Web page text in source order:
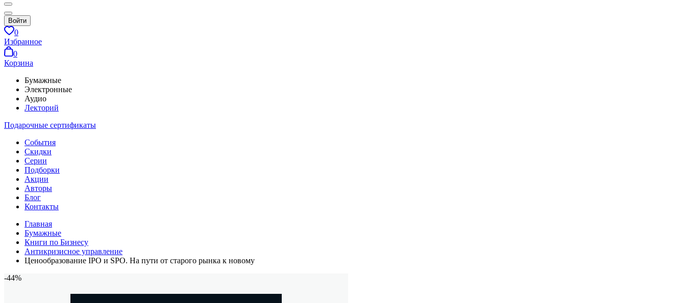
Войти
0
Избранное
0
Корзина
Бумажные
Электронные
Аудио
Лекторий
Подарочные сертификаты
События
Скидки
Серии
Подборки
Акции
Авторы
Блог
Контакты
Главная
Бумажные
Книги по Бизнесу
Антикризисное управление
Ценообразование IPO и SPO. На пути от старого рынка к новому
-44%